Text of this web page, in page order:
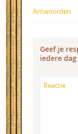
Antwoorden
Geef je
iedere